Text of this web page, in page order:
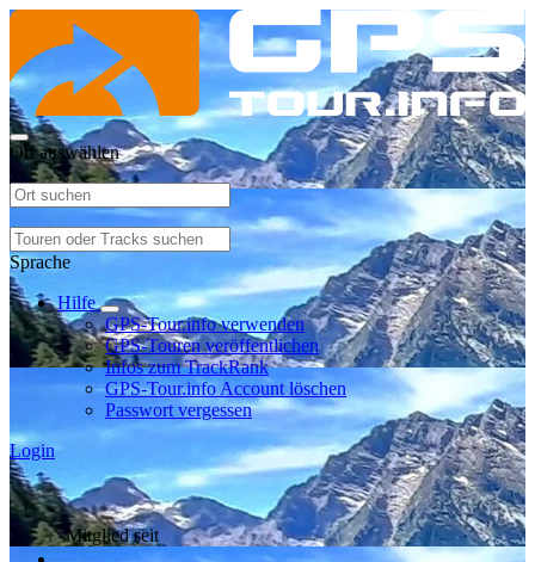
Ort auswählen
Sprache
Hilfe
GPS-Tour.info verwenden
GPS-Touren veröffentlichen
Infos zum TrackRank
GPS-Tour.info Account löschen
Passwort vergessen
Login
Mitglied seit